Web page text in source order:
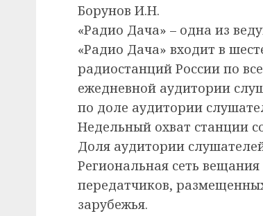
Борунов И.Н.
«Радио Дача» – одна из
«Радио Дача» входит в
радиостанций России по
ежедневной аудитории
по доле аудитории
Недельный охват станции
Доля аудитории
Региональная сеть
передатчиков,
зарубежья.